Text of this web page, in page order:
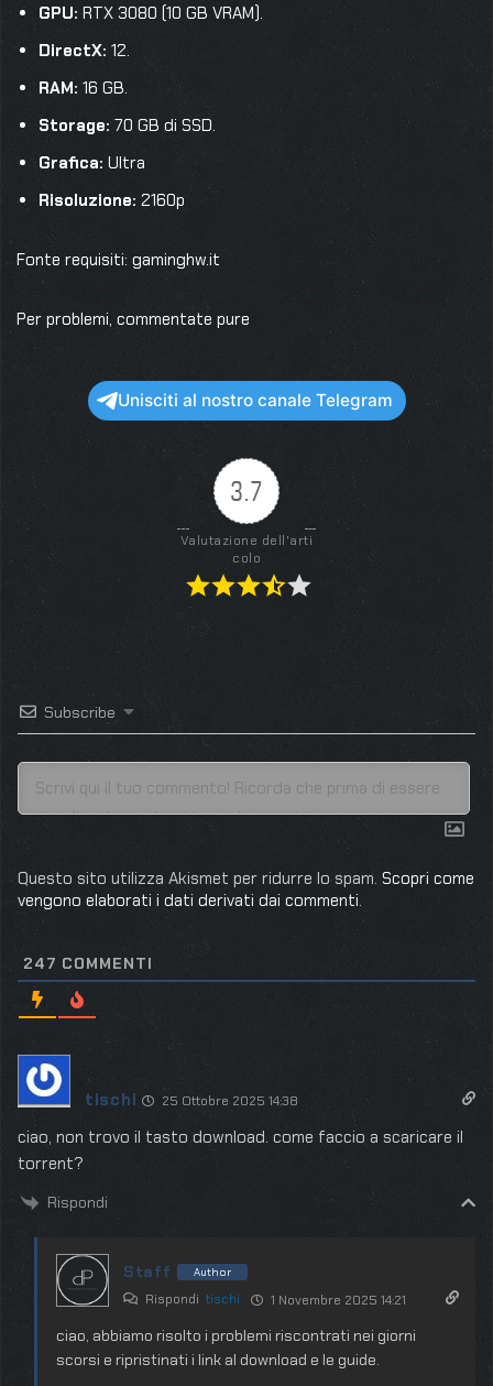
GPU: RTX 3080 (10 GB VRAM).
DirectX: 12.
RAM: 16 GB.
Storage: 70 GB di SSD.
Grafica: Ultra
Risoluzione: 2160p
Fonte requisiti: gaminghw.it
Per problemi, commentate pure
Unisciti al nostro canale Telegram
3.7
Valutazione dell'arti
colo
Subscribe
Questo sito utilizza Akismet per ridurre lo spam. Scopri come
vengono elaborati i dati derivati dai commenti.
247 COMMENTI
tischi 25 Ottobre 2025 14:38
ciao, non trovo il tasto download. come faccio a scaricare il
torrent?
Rispondi
Staff Author
Rispondi tischi 1 Novembre 2025 14:21
ciao, abbiamo risolto i problemi riscontrati nei giorni
scorsi e ripristinati i link al download e le guide.